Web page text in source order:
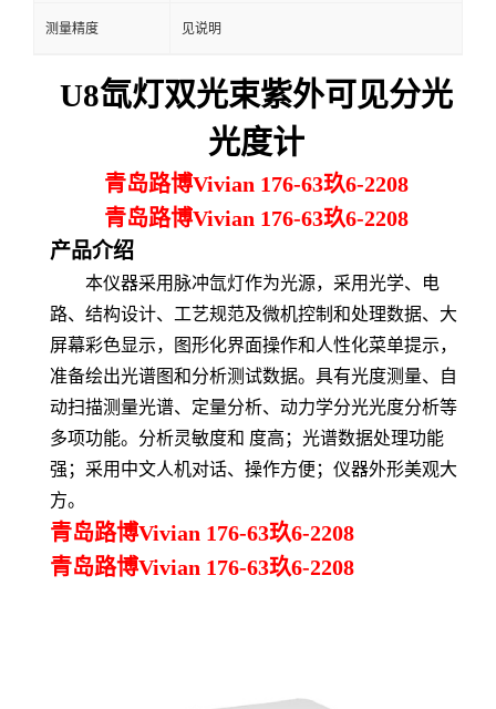
测量精度 见说明
U8氙灯双光束紫外可见分光
光度计
青岛路博Vivian 176-63玖6-2208
青岛路博Vivian 176-63玖6-2208
产品介绍
本仪器采用脉冲氙灯作为光源， 采用光学、电
路、结构设计、工艺规范及微机控制和处理数据、大
屏幕彩色显示，图形化界面操作和人性化菜单提示，
准备绘出光谱图和分析测试数据。具有光度测量、自
动扫描测量光谱、定量分析、动力学分光光度分析等
多项功能。分析灵敏度和 度高；光谱数据处理功能
强；采用中文人机对话、操作方便；仪器外形美观大
方。
青岛路博Vivian 176-63玖6-2208
青岛路博Vivian 176-63玖6-2208